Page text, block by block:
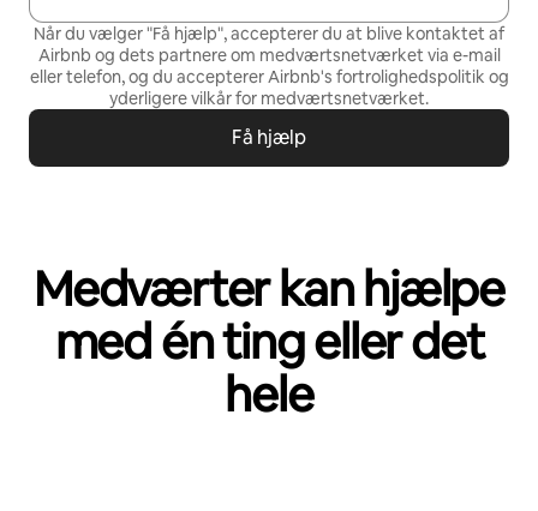
Når du vælger "Få hjælp", accepterer du at blive kontaktet af
Airbnb og dets partnere om medværtsnetværket via e-mail
eller telefon, og du accepterer Airbnb's fortrolighedspolitik og
yderligere vilkår for medværtsnetværket.
Få hjælp
Medværter kan hjælpe
med én ting eller det
hele